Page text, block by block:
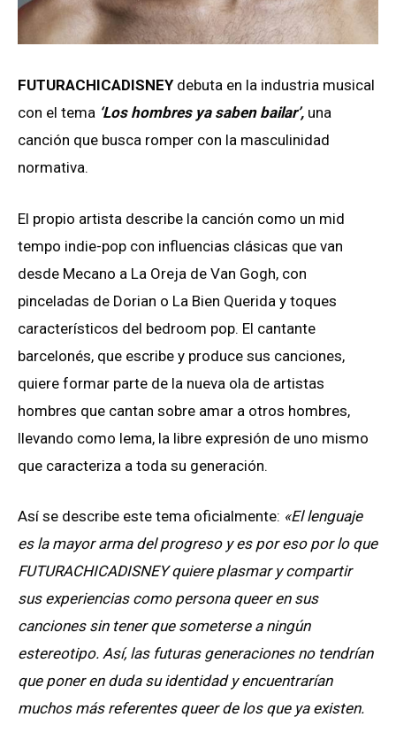
FUTURACHICADISNEYdebuta en la industria musical
con el tema ‘Los hombres ya saben bailar’, una
canción que busca romper con la masculinidad
normativa.
El propio artista describe la canción como un mid
tempo indie-pop con influencias clásicas que van
desde Mecano a La Oreja de Van Gogh, con
pinceladas de Dorian o La Bien Querida y toques
característicos del bedroom pop. El cantante
barcelonés, que escribe y produce sus canciones,
quiere formar parte de la nueva ola de artistas
hombres que cantan sobre amar a otros hombres,
llevando como lema, la libre expresión de uno mismo
que caracteriza a toda su generación.
Así se describe este tema oficialmente: «El lenguaje
es la mayor arma del progreso y es por eso por lo que
FUTURACHICADISNEY quiere plasmar y compartir
sus experiencias como persona queer en sus
canciones sin tener que someterse a ningún
estereotipo. Así, las futuras generaciones no tendrían
que poner en duda su identidad y encuentrarían
muchos más referentes queer de los que ya existen.